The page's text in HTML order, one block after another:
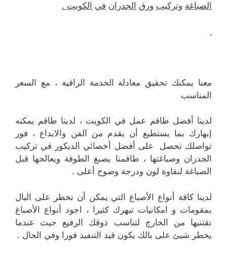
الصباغة وتركيب ورق الجدران في الكويت .
معنا يمكنك تحقيق معادلة الخدمة الراقية ، مع السعر
المناسب
لدينا أفضل طاقم عمل في الكويت ، لدينا طاقم يمكنه
إبهارك بما يستطيع أن يقدم من الفن والابداع ، فور
تواصلك تحصل على أفضل أخصائي الديكور في تركيب
الجدران وصباغتها ، طاقمنا يصبغ الطوفة ويعالجها قبل
الصباغة لنقاوة لون ودرجة وضوح أعلى .
لدينا كافة أنواع الأصباغ التي يمكن أن تخطر على البال
بمقومات و امكانيات تبهرك كثيرا ، اجود أنواع الأصباغ
نقتنيها من الخارج لتناسب ذوقك الرفيع حيث عندما
يخطر شيئ على بالك يكون قيد التنفيذ فورا وفي الحال .